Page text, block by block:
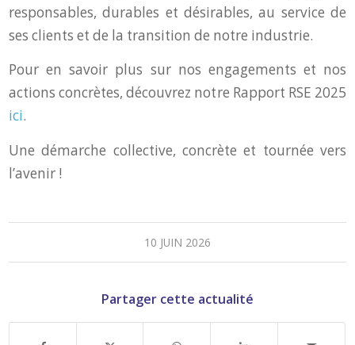
responsables, durables et désirables, au service de
ses clients et de la transition de notre industrie.
Pour en savoir plus sur nos engagements et nos
actions concrètes, découvrez notre Rapport RSE 2025
ici.
Une démarche collective, concrète et tournée vers
l’avenir !
10 JUIN 2026
Partager cette actualité